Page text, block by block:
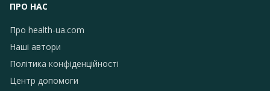
ПРО НАС
Про health-ua.com
Наші автори
Політика конфіденційності
Центр допомоги